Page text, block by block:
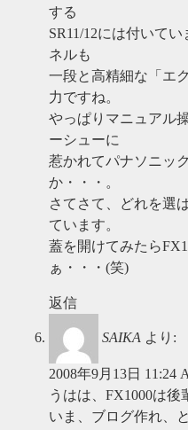
する
SR11/12には付いて
ネルも
一段と高精細な「エ
力ですね。
やっぱりマニュアル
ーシューに
惹かれてパナソニッ
か・・・。
さてさて、どれを選
ています。
蓋を開けてみたら
ぁ・・・(笑)
返信
SAIKA より:
2008年9月13日 11:24
うはは、FX1000は後
いま、ブログ作れ、